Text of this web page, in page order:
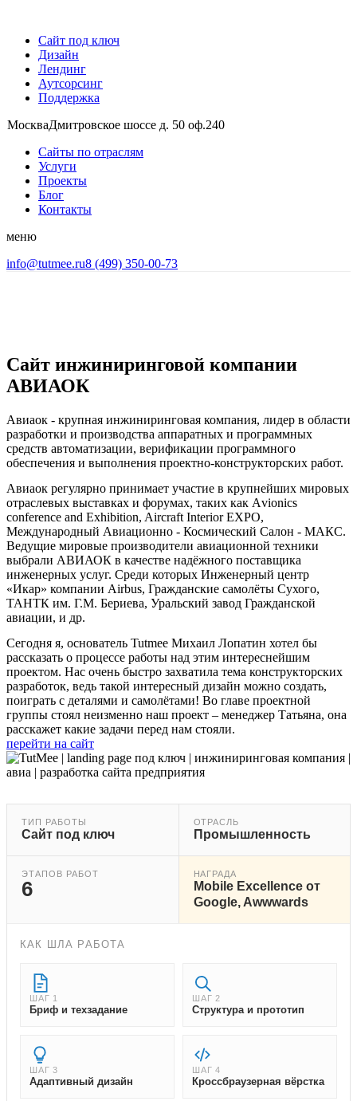
Сайт под ключ
Дизайн
Лендинг
Аутсорсинг
Поддержка
МоскваДмитровское шоссе д. 50 оф.240
Сайты по отраслям
Услуги
Проекты
Блог
Контакты
меню
info@tutmee.ru8 (499) 350-00-73
Сайт инжиниринговой компании
АВИАОК
Авиаок - крупная инжиниринговая компания, лидер в области
разработки и производства аппаратных и программных
средств автоматизации, верификации программного
обеспечения и выполнения проектно-конструкторских работ.
Авиаок регулярно принимает участие в крупнейших мировых
отраслевых выставках и форумах, таких как Аvionics
conference and Exhibition, Aircraft Interior EXPO,
Международный Авиационно - Космический Салон - МАКС.
Ведущие мировые производители авиационной техники
выбрали АВИАОК в качестве надёжного поставщика
инженерных услуг. Среди которых Инженерный центр
«Икар» компании Airbus, Гражданские самолёты Сухого,
ТАНТК им. Г.М. Бериева, Уральский завод Гражданской
авиации, и др.
Сегодня я, основатель Tutmee Михаил Лопатин хотел бы
рассказать о процессе работы над этим интереснейшим
проектом. Нас очень быстро захватила тема конструкторских
разработок, ведь такой интересный дизайн можно создать,
поиграть с деталями и самолётами! Во главе проектной
группы стоял неизменно наш проект – менеджер Татьяна, она
расскажет какие задачи перед нам стояли.
перейти на сайт
ТИП РАБОТЫ
Сайт под ключ
ОТРАСЛЬ
Промышленность
ЭТАПОВ РАБОТ
6
НАГРАДА
Mobile Excellence от
Google, Awwwards
КАК ШЛА РАБОТА
ШАГ 1
Бриф и техзадание
ШАГ 2
Структура и прототип
ШАГ 3
Адаптивный дизайн
ШАГ 4
Кроссбраузерная вёрстка